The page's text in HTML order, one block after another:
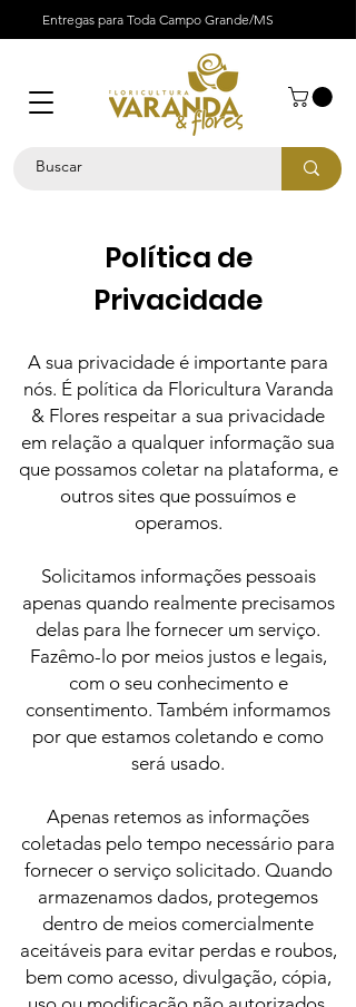
Entregas para Toda Campo Grande/MS
Política de
Privacidade
A sua privacidade é importante para
nós. É política da Floricultura Varanda
& Flores respeitar a sua privacidade
em relação a qualquer informação sua
que possamos coletar na plataforma, e
outros sites que possuímos e
operamos.
Solicitamos informações pessoais
apenas quando realmente precisamos
delas para lhe fornecer um serviço.
Fazêmo-lo por meios justos e legais,
com o seu conhecimento e
consentimento. Também informamos
por que estamos coletando e como
será usado.
Apenas retemos as informações
coletadas pelo tempo necessário para
fornecer o serviço solicitado. Quando
armazenamos dados, protegemos
dentro de meios comercialmente
aceitáveis ​​para evitar perdas e roubos,
bem como acesso, divulgação, cópia,